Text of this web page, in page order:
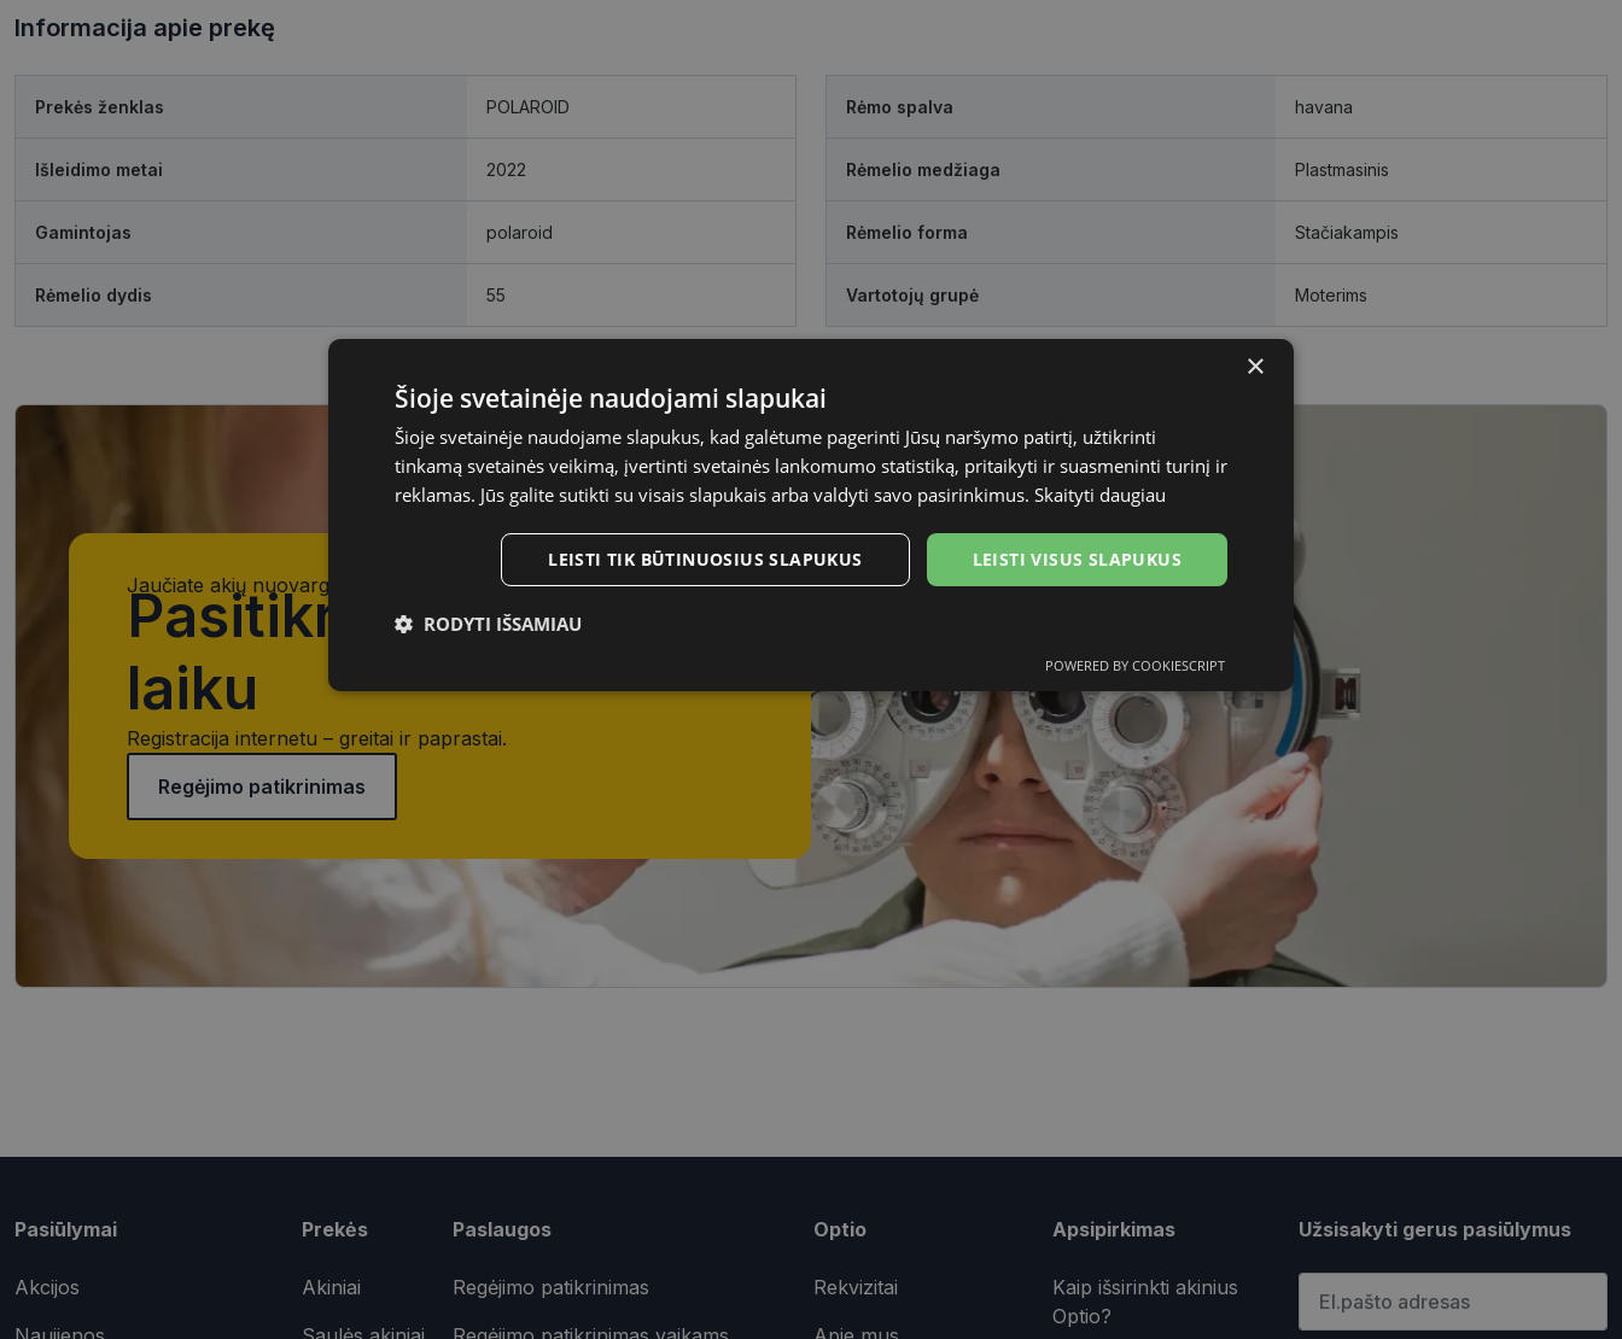
Informacija apie prekę
Prekės ženklas POLAROID
Išleidimo metai 2022
Gamintojas polaroid
Rėmelio dydis 55
Rėmo spalva havana
Rėmelio medžiaga Plastmasinis
Rėmelio forma Stačiakampis
Vartotojų grupė Moterims
Jaučiate akių nuovargį, įtampą ar matote išsiliejusį vaizdą?
Pasitikrinkite regėjimą
laiku
Registracija internetu – greitai ir paprastai.
Regėjimo patikrinimas
Pasiūlymai
Akcijos
Prekės
Akiniai
Paslaugos
Regėjimo patikrinimas
Optio
Rekvizitai
Apsipirkimas
Kaip išsirinkti akinius
Optio?
Užsisakyti gerus pasiūlymus
×
Šioje svetainėje naudojami slapukai
Šioje svetainėje naudojame slapukus, kad galėtume pagerinti Jūsų naršymo patirtį, užtikrinti
tinkamą svetainės veikimą, įvertinti svetainės lankomumo statistiką, pritaikyti ir suasmeninti turinį ir
reklamas. Jūs galite sutikti su visais slapukais arba valdyti savo pasirinkimus. Skaityti daugiau
LEISTI VISUS SLAPUKUS
LEISTI TIK BŪTINUOSIUS SLAPUKUS
RODYTI IŠSAMIAU
slapukai
slapukai
slapukai
slapukai
Neklasifikuoti
slapukai
Būtinieji slapukai Statistikos slapukai Funkciniai slapukai Neklasifikuoti slapukai
Šie slapukai yra būtini, kad galėtumėte naršyti svetainės turinį bei naudotis jo funkcijomis. Šie slapukai atpažįsta Jūsų įrenginį,
tačiau neatskleidžia Jūsų tapatybės, taip pat nerenka informacijos. Be šių slapukų tinklalapis neveiks tinkamai. Šie slapukai
saugomi Jūsų įrenginyje, kol slapukai atlieka savo funkcijas, bet ne ilgiau kaip dvejus metus.
Šie būtinieji slapukai nustatomi automatiškai.
csrftoken
Šis slapukas yra susietas su „Django“ žiniatinklio kūrimo platforma,
POWERED BY COOKIESCRIPT